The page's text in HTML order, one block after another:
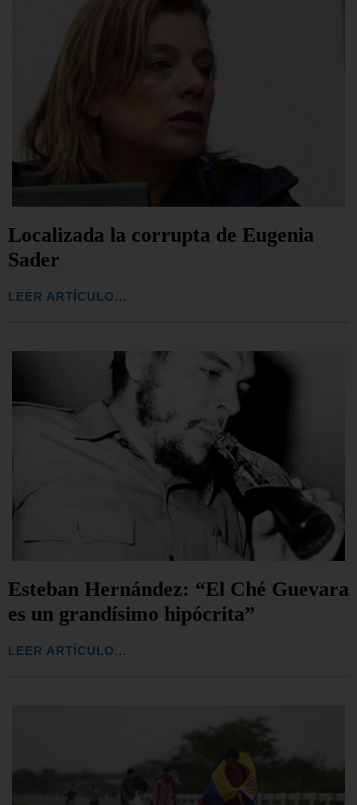
Localizada la corrupta de Eugenia
Sader
LEER ARTÍCULO...
Esteban Hernández: “El Ché Guevara
es un grandísimo hipócrita”
LEER ARTÍCULO...